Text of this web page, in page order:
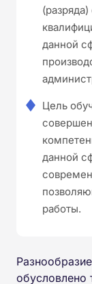
данной
Цель
данной
работы.
обусловлено